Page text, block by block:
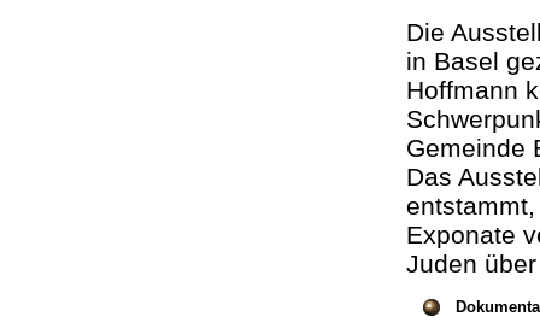
Die
in Basel
Hoffmann
Gemeinde
Das
Exponate
Juden